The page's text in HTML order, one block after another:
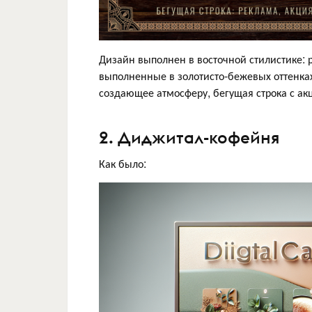
Дизайн выполнен в восточной
выполненные в золотисто-бежевых
создающее атмосферу, бегущая строка с
2. Диджитал-кофейня
Как было: